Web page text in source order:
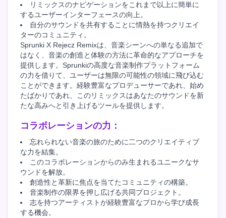
リミックスのナビゲーションをこれまで以上に簡単に
するユーザーインターフェースの向上。
自分のサウンドを共有することに情熱を持つクリエイ
ターのコミュニティ。
Sprunki X Rejecz Remixは、音楽シーンへの単なる追加で
はなく、音楽の創造と体験の方法に革命的なアプローチを
提供します。Sprunkiの高度な音楽制作プラットフォーム
の力を借りて、ユーザーは無限の可能性の領域に飛び込む
ことができます。経験豊富なプロデューサーであれ、始め
たばかりであれ、このリミックスはあなたのサウンドを新
たな高みへと引き上げるツールを提供します。
コラボレーションの力：
忘れられない音楽の旅のために二つのクリエイティブ
な力を結集。
このコラボレーションからのみ生まれるユニークなサ
ウンドを解放。
創造性と革新に焦点を当てたコミュニティの構築。
音楽制作の限界を押し広げる共同プロジェクト。
志を持つアーティストが経験豊富なプロから学び成長
する機会。